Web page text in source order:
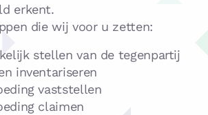
erkent.
die wij voor u zetten:
stellen van de tegenpartij
inventariseren
vaststellen
claimen